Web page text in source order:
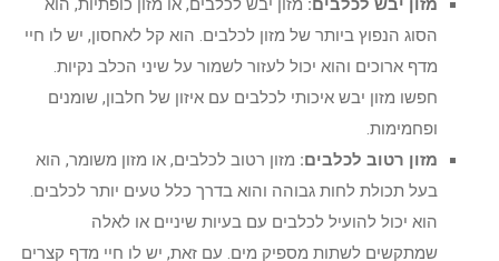
מזון יבש לכלבים:מזון יבש לכלבים, או מזון כופתיות, הוא
הסוג הנפוץ ביותר של מזון לכלבים. הוא קל לאחסון, יש לו חיי
מדף ארוכים והוא יכול לעזור לשמור על שיני הכלב נקיות.
חפשו מזון יבש איכותי לכלבים עם איזון של חלבון, שומנים
ופחמימות.
מזון רטוב לכלבים:מזון רטוב לכלבים, או מזון משומר, הוא
בעל תכולת לחות גבוהה והוא בדרך כלל טעים יותר לכלבים.
הוא יכול להועיל לכלבים עם בעיות שיניים או לאלה
שמתקשים לשתות מספיק מים. עם זאת, יש לו חיי מדף קצרים